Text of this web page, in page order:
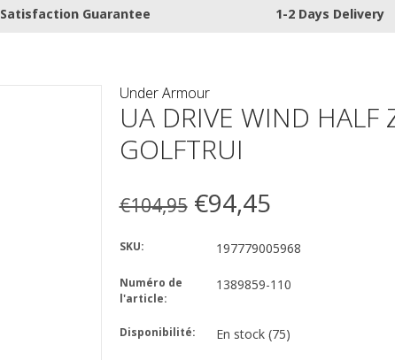
Satisfaction Guarantee 1-2 Days Delivery
Under Armour
UA DRIVE WIND HALF
GOLFTRUI
€104,95 €94,45
SKU: 197779005968
Numéro de
l'article:
1389859-110
Disponibilité: En stock (75)